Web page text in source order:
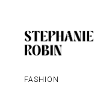
FASHION